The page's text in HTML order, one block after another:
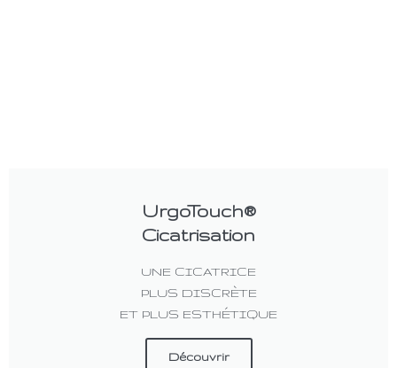
UrgoTouch®
Cicatrisation
UNE CICATRICE
PLUS DISCRÈTE
ET PLUS ESTHÉTIQUE
Découvrir